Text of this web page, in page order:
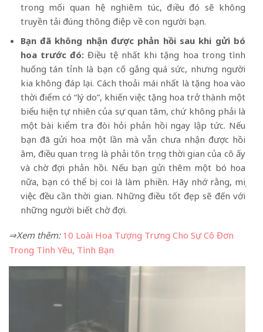
trong mối quan hệ nghiêm túc, điều đó sẽ không
truyền tải đúng thông điệp về con người bạn.
Bạn đã không nhận được phản hồi sau khi gửi bó
hoa trước đó: Điều tệ nhất khi tặng hoa trong tình
huống tán tỉnh là bạn cố gắng quá sức, nhưng người
kia không đáp lại. Cách thoải mái nhất là tặng hoa vào
thời điểm có “lý do”, khiến việc tặng hoa trở thành một
biểu hiện tự nhiên của sự quan tâm, chứ không phải là
một bài kiểm tra đòi hỏi phản hồi ngay lập tức. Nếu
bạn đã gửi hoa một lần mà vẫn chưa nhận được hồi
âm, điều quan trọng là phải tôn trọng thời gian của cô ấy
và chờ đợi phản hồi. Nếu bạn gửi thêm một bó hoa
nữa, bạn có thể bị coi là làm phiền. Hãy nhớ rằng, mọi
việc đều cần thời gian. Những điều tốt đẹp sẽ đến với
những người biết chờ đợi.
⇒Xem thêm: 10 Loài Hoa Tượng Trưng Cho Sự Cô Đơn
Trong Tình Yêu, Tình Bạn